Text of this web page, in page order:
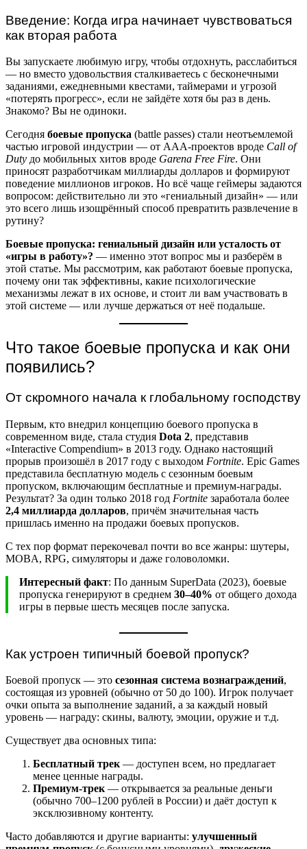
Введение: Когда игра начинает чувствоваться
как вторая работа
Вы запускаете любимую игру, чтобы отдохнуть, расслабиться
— но вместо удовольствия сталкиваетесь с бесконечными
заданиями, ежедневными квестами, таймерами и угрозой
«потерять прогресс», если не зайдёте хотя бы раз в день.
Знакомо? Вы не одиноки.
Сегодня боевые пропуска (battle passes) стали неотъемлемой
частью игровой индустрии — от AAA-проектов вроде Call of
Duty до мобильных хитов вроде Garena Free Fire. Они
приносят разработчикам миллиарды долларов и формируют
поведение миллионов игроков. Но всё чаще геймеры задаются
вопросом: действительно ли это «гениальный дизайн» — или
это всего лишь изощрённый способ превратить развлечение в
рутину?
Боевые пропуска: гениальный дизайн или усталость от
«игры в работу»? — именно этот вопрос мы и разберём в
этой статье. Мы рассмотрим, как работают боевые пропуска,
почему они так эффективны, какие психологические
механизмы лежат в их основе, и стоит ли вам участвовать в
этой системе — или лучше держаться от неё подальше.
Что такое боевые пропуска и как они
появились?
От скромного начала к глобальному господству
Первым, кто внедрил концепцию боевого пропуска в
современном виде, стала студия Dota 2, представив
«Interactive Compendium» в 2013 году. Однако настоящий
прорыв произошёл в 2017 году с выходом Fortnite. Epic Games
представила бесплатную модель с сезонным боевым
пропуском, включающим бесплатные и премиум-награды.
Результат? За один только 2018 год Fortnite заработала более
2,4 миллиарда долларов, причём значительная часть
пришлась именно на продажи боевых пропусков.
С тех пор формат перекочевал почти во все жанры: шутеры,
MOBA, RPG, симуляторы и даже головоломки.
Интересный факт: По данным SuperData (2023), боевые
пропуска генерируют в среднем 30–40% от общего дохода
игры в первые шесть месяцев после запуска.
Как устроен типичный боевой пропуск?
Боевой пропуск — это сезонная система вознаграждений,
состоящая из уровней (обычно от 50 до 100). Игрок получает
очки опыта за выполнение заданий, а за каждый новый
уровень — награду: скины, валюту, эмоции, оружие и т.д.
Существует два основных типа:
Бесплатный трек — доступен всем, но предлагает
менее ценные награды.
Премиум-трек — открывается за реальные деньги
(обычно 700–1200 рублей в России) и даёт доступ к
эксклюзивному контенту.
Часто добавляются и другие варианты: улучшенный